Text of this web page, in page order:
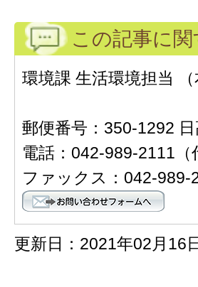
この記事に
環境課 生活環境担当 （
郵便番号：350-1292
電話：042-989-2111（
ファックス：042-989-
更新日：2021年02月16